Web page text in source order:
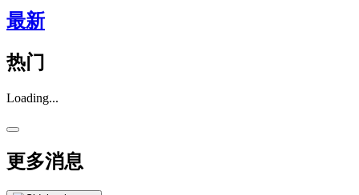
最新
热门
Loading...
更多消息